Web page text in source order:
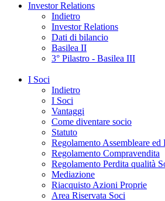
Investor Relations
Indietro
Investor Relations
Dati di bilancio
Basilea II
3° Pilastro - Basilea III
I Soci
Indietro
I Soci
Vantaggi
Come diventare socio
Statuto
Regolamento Assembleare ed
Regolamento Compravendita
Regolamento Perdita qualità
Mediazione
Riacquisto Azioni Proprie
Area Riservata Soci